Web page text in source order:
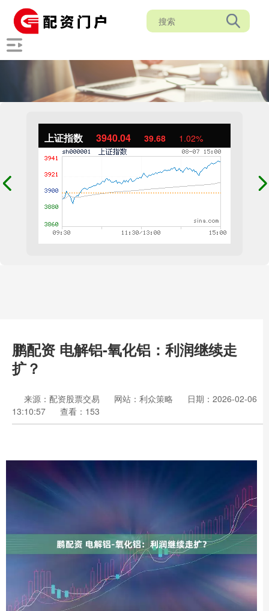
上证指数 3940.04 39.68 1.02%
鹏配资 电解铝-氧化铝：利润继续走
扩？
来源：配资股票交易 网站：利众策略
日期：2026-02-06
13:10:57
查看：153